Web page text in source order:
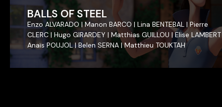
BALLS OF STEEL
Enzo ALVARADO | Manon BARCO | Lina BENTEBAL | Pierre
CLERC | Hugo GIRARDEY | Matthias GUILLOU | Elise
Anaïs POUJOL | Belen SERNA | Matthieu TOUKTAH
BALLS OF STEEL
Enzo ALVARADO | Manon BARCO | Lina BENTEBAL | Pierre
CLERC | Hugo GIRARDEY | Matthias GUILLOU | Elise
Anaïs POUJOL | Belen SERNA | Matthieu TOUKTAH